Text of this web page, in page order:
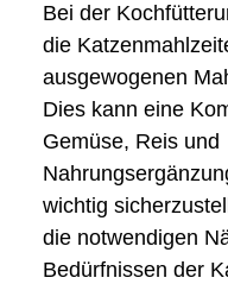
Bei der
die
ausgewogenen
Dies kann eine
Gemüse, Reis und
wichtig
die notwendigen
Bedürfnissen der